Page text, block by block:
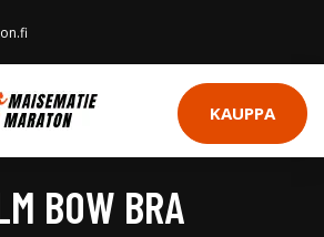
KAUPPA
BOW BRA